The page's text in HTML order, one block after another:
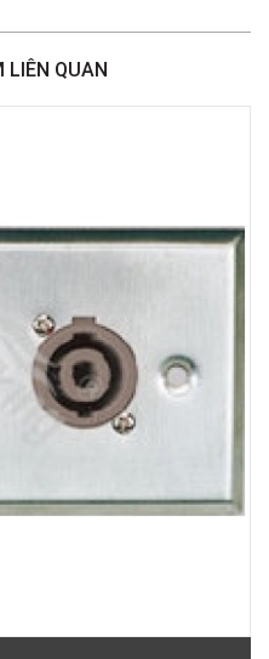
Nhiêu Lộc, TPHCM, Quận 3, Hồ Chí
Phủ
Chí Minh
Lưu
Hill, Phường Gò Vấp, TPHCM,
Bích
Quận Tân Phú, Hồ Chí Minh
Khê, Đà Nẵng, Thanh Khê, Đà Nẵng
LIÊN QUAN